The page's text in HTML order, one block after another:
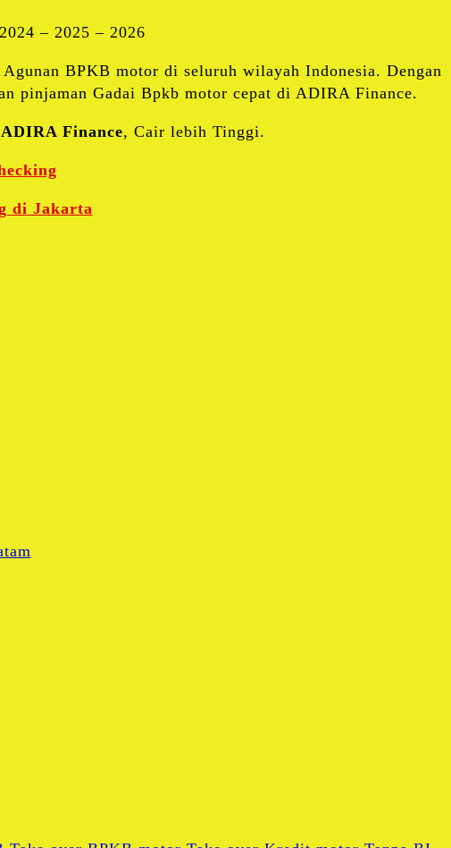
– 2025 – 2026
BPKB motor di seluruh wilayah Indonesia. Dengan
pinjaman Gadai Bpkb motor cepat di ADIRA Finance.
ADIRA Finance, Cair lebih Tinggi.
di Jakarta